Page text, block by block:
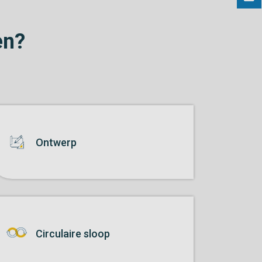
Ontwerp
Circulaire sloop